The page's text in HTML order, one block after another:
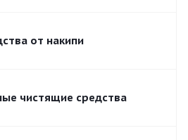
от накипи
чистящие средства